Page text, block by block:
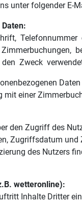
unter folgender E-
Zweck
einer
den Zugriff des
Zugriffsdatum
des Nutzers
wetteronline):
Inhalte Dritter